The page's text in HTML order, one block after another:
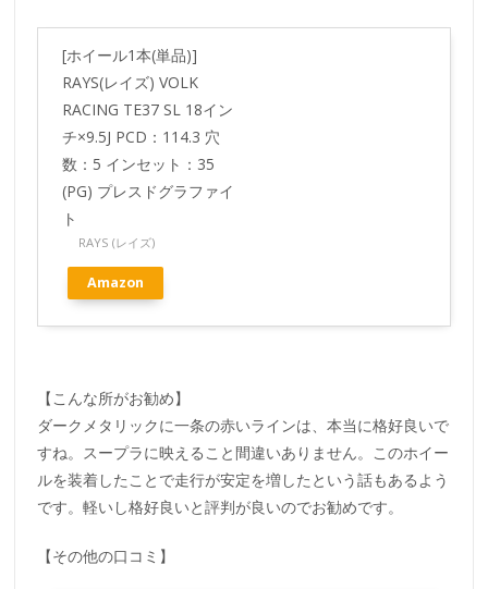
[ホイール1本(単品)]
RAYS(レイズ) VOLK
RACING TE37 SL 18イン
チ×9.5J PCD：114.3 穴
数：5 インセット：35
(PG) プレスドグラファイ
ト
RAYS (レイズ)
Amazon
【こんな所がお勧め】
ダークメタリックに一条の赤いラインは、本当に格好良いで
すね。スープラに映えること間違いありません。このホイー
ルを装着したことで走行が安定を増したという話もあるよう
です。軽いし格好良いと評判が良いのでお勧めです。
【その他の口コミ】